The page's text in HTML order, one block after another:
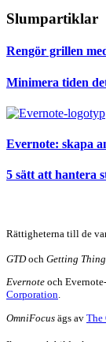
Slumpartiklar
Rengör grillen
Minimera tiden
Evernote: skapa
5 sätt att hantera
Rättigheterna till de
GTDoch Getting
Evernote och
Corporation.
OmniFocus ägs av The